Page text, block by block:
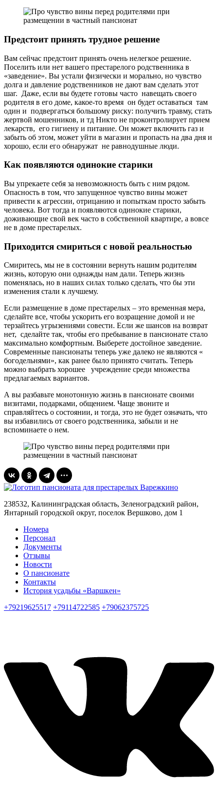
Предстоит принять трудное решение
Вам сейчас предстоит принять очень нелегкое решение.
Поселить или нет вашего престарелого родственника в
«заведение». Вы устали физически и морально, но чувство
долга и давление родственников не дают вам сделать этот
шаг. Даже, если вы будете готовы часто навещать своего
родителя в его доме, какое-то время он будет оставаться там
один и подвергаться большому риску: получить травму, стать
жертвой мошенников, и тд Никто не проконтролирует прием
лекарств, его гигиену и питание. Он может включить газ и
забыть об этом, может уйти в магазин и пропасть на два дня и
хорошо, если его обнаружат не равнодушные люди.
Как появляются одинокие старики
Вы упрекаете себя за невозможность быть с ним рядом.
Опасность в том, что запущенное чувство вины может
привести к агрессии, отрицанию и попыткам просто забыть
человека. Вот тогда и появляются одинокие старики,
доживающие свой век часто в собственной квартире, а вовсе
не в доме престарелых.
Приходится смириться с новой реальностью
Смиритесь, мы не в состоянии вернуть нашим родителям
жизнь, которую они однажды нам дали. Теперь жизнь
поменялась, но в наших силах только сделать, что бы эти
изменения стали к лучшему.
Если размещение в доме престарелых – это временная мера,
сделайте все, чтобы ускорить его возращение домой и не
терзайтесь угрызениями совести. Если же шансов на возврат
нет, сделайте так, чтобы его пребывание в пансионате стало
максимально комфортным. Выберете достойное заведение.
Современные пансионаты теперь уже далеко не являются «
богодельнями», как ранее было принято считать. Теперь
можно выбрать хорошее учреждение среди множества
предлагаемых вариантов.
А вы разбавьте монотонную жизнь в пансионате своими
визитами, подарками, общением. Чаще звоните и
справляйтесь о состоянии, и тогда, это не будет означать, что
вы избавились от своего родственника, забыли и не
вспоминаете о нем.
238532, Калининградская область, Зеленоградский район,
Янтарный городской округ, поселок Вершково, дом 1
Номера
Персонал
Документы
Отзывы
Новости
О пансионате
Контакты
История усадьбы «Варшкен»
+79219625517 +79114722585 +79062375725